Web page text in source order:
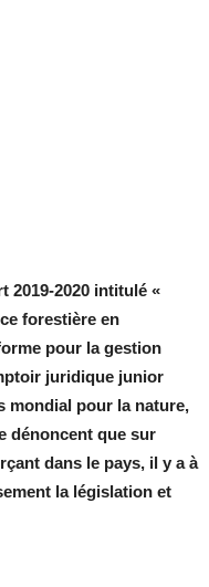
2019-2020 intitulé «
forestière en
pour la gestion
juridique junior
mondial pour la nature,
dénoncent que sur
dans le pays, il y a à
la législation et